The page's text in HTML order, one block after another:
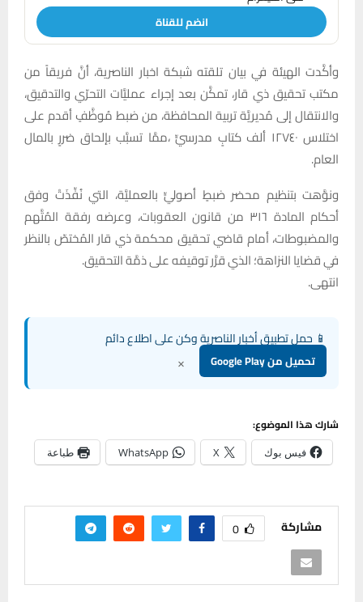
انضم للقناة
وأكَّدت الهيئة في بيان تلقته شبكة اخبار الناصرية، أنَّ فريقاً من
مكتب تحقيق ذي قار، تمكَّن بعد إجراء عمليَّات التحرّي والتدقيق،
والانتقال إلى مُديريَّة تربية المحافظة، من ضبط مُوظَّفٍ أقدم على
اختلاس ١٢٧٤٠ ألف كتابٍ مدرسيٍّ ،ممَّا تسبَّب بإلحاق ضررٍ بالمال
العام.
ونوَّهت بتنظيم محضر ضبطٍ أصوليٍّ بالعمليَّة، التي نُفِّذَتْ وفق
أحكام المادة ۳۱٦ من قانون العقوبات، وعرضه رفقة المُتَّهم
والمضبوطات، أمام قاضي تحقيق محكمة ذي قار المُختصّ بالنظر
في قضايا النزاهة؛ الذي قرَّر توقيفه على ذمَّة التحقيق.
انتهى.
📱 حمل تطبيق أخبار الناصرية وكن على اطلاع دائم
تحميل من Google Play ×
شارك هذا الموضوع:
فيس بوك X
WhatsApp طباعة
مشاركة 0